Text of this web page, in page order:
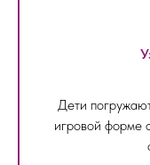
Дети
игровой форме